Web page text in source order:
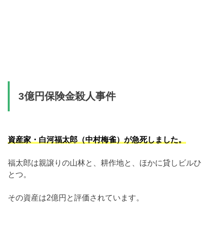
3億円保険金殺人事件
資産家・白河福太郎（中村梅雀）が急死しました。
福太郎は親譲りの山林と、耕作地と、ほかに貸しビルひ
とつ。
その資産は2億円と評価されています。